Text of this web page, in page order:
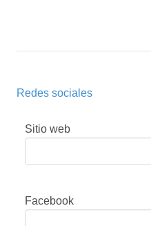
Redes sociales
Sitio web
Facebook